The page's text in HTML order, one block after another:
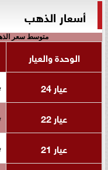
أسعار الذهب
متوسط سعر
الوحدة والعيار
عيار 24
عيار 22
عيار 21